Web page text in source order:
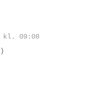
kl. 09:08